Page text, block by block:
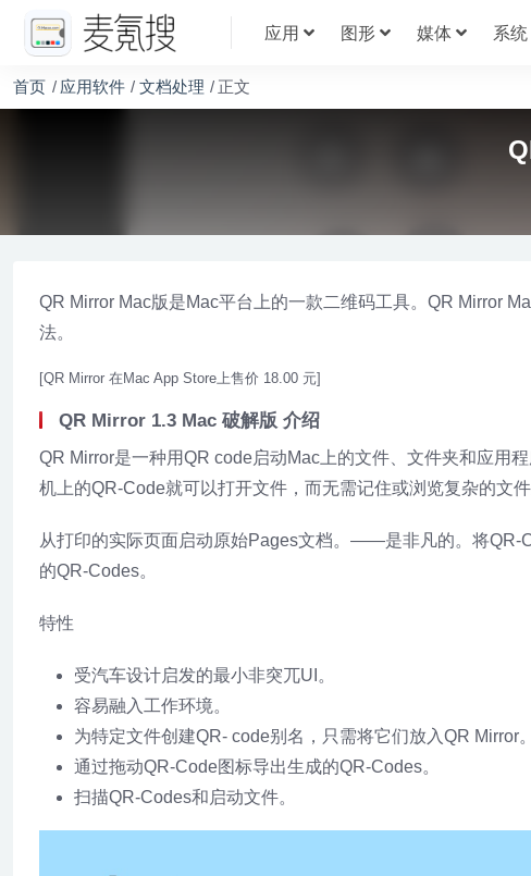
应用 图形 媒体 系统
首页 应用软件 文档处理 正文
QR Mirror Mac版是Mac平台上的一款二维码工具。QR Mirror
法。
[QR Mirror 在Mac App Store上售价 18.00 元]
QR Mirror 1.3 Mac 破解版 介绍
QR Mirror是一种用QR code启动Mac上的文件、文件夹和应用
机上的QR-Code就可以打开文件，而无需记住或浏览复杂的文件
从打印的实际页面启动原始Pages文档。——是非凡的。将QR-
的QR-Codes。
特性
受汽车设计启发的最小非突兀UI。
容易融入工作环境。
为特定文件创建QR- code别名，只需将它们放入QR Mirror。
通过拖动QR-Code图标导出生成的QR-Codes。
扫描QR-Codes和启动文件。